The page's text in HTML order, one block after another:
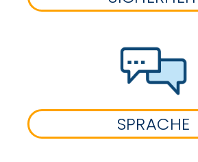
SPRACHE